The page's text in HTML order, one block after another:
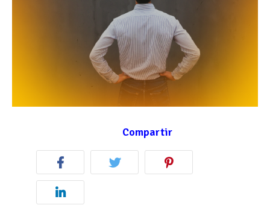
Compartir